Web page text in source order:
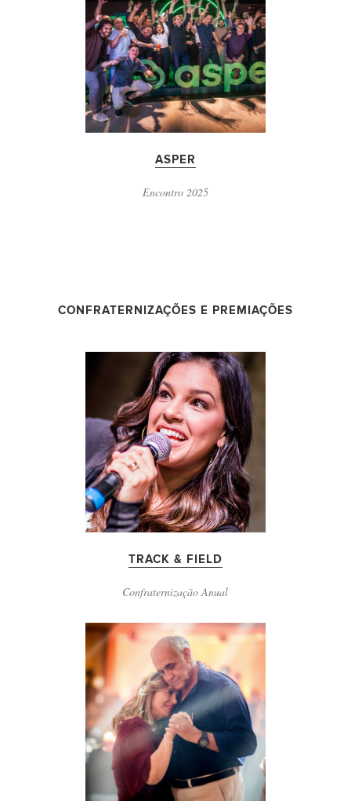
ASPER
Encontro 2025
CONFRATERNIZAÇÕES E PREMIAÇÕES
TRACK & FIELD
Confraternização Anual